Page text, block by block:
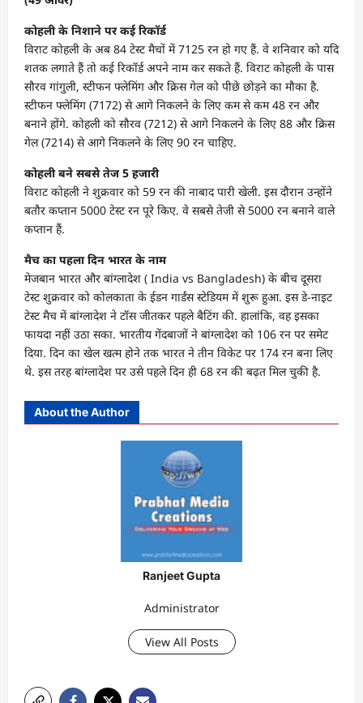
कोहली के निशाने पर कई रिकॉर्ड
विराट कोहली के अब 84 टेस्ट मैचों में 7125 रन हो गए हैं. वे शनिवार को यदि
शतक लगाते हैं तो कई रिकॉर्ड अपने नाम कर सकते हैं. विराट कोहली के पास
सौरव गांगुली, स्टीफन फ्लेमिंग और क्रिस गेल को पीछे छोड़ने का मौका है.
स्टीफन फ्लेमिंग (7172) से आगे निकलने के लिए कम से कम 48 रन और
बनाने होंगे. कोहली को सौरव (7212) से आगे निकलने के लिए 88 और क्रिस
गेल (7214) से आगे निकलने के लिए 90 रन चाहिए.
कोहली बने सबसे तेज 5 हजारी
विराट कोहली ने शुक्रवार को 59 रन की नाबाद पारी खेली. इस दौरान उन्होंने
बतौर कप्तान 5000 टेस्ट रन पूरे किए. वे सबसे तेजी से 5000 रन बनाने वाले
कप्तान हैं.
मैच का पहला दिन भारत के नाम
मेजबान भारत और बांग्लादेश ( India vs Bangladesh) के बीच दूसरा
टेस्ट शुक्रवार को कोलकाता के ईडन गार्डंस स्टेडियम में शुरू हुआ. इस डे-नाइट
टेस्ट मैच में बांग्लादेश ने टॉस जीतकर पहले बैटिंग की. हालांकि, वह इसका
फायदा नहीं उठा सका. भारतीय गेंदबाजों ने बांग्लादेश को 106 रन पर समेट
दिया. दिन का खेल खत्म होने तक भारत ने तीन विकेट पर 174 रन बना लिए
थे. इस तरह बांग्लादेश पर उसे पहले दिन ही 68 रन की बढ़त मिल चुकी है.
About the Author
Ranjeet Gupta
Administrator
View All Posts